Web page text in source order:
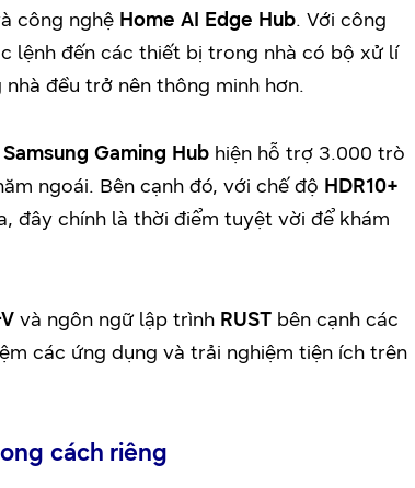
công nghệ Home AI Edge Hub. Với công
lệnh đến các thiết bị trong nhà có bộ xử lí
đều trở nên thông minh hơn.
Samsung Gaming Hub hiện hỗ trợ 3.000 trò
ngoái. Bên cạnh đó, với chế độ HDR10+
đây chính là thời điểm tuyệt vời để khám
và ngôn ngữ lập trình RUST bên cạnh các
các ứng dụng và trải nghiệm tiện ích trên
cách riêng